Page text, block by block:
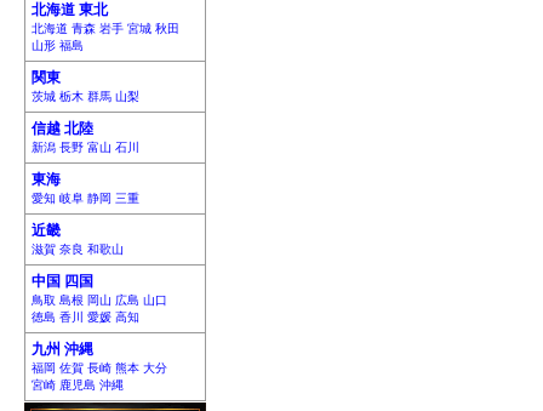
北海道 東北
北海道 青森 岩手 宮城 秋田
山形 福島
関東
茨城 栃木 群馬 山梨
信越 北陸
新潟 長野 富山 石川
東海
愛知 岐阜 静岡 三重
近畿
滋賀 奈良 和歌山
中国 四国
鳥取 島根 岡山 広島 山口
徳島 香川 愛媛 高知
九州 沖縄
福岡 佐賀 長崎 熊本 大分
宮崎 鹿児島 沖縄